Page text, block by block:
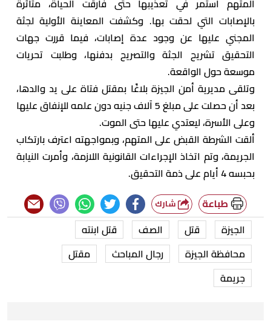
بالإصابات التي لحقت بها. وكشفت المعاينة الأولية لجثة
المجني عليها عن وجود عدة إصابات، فيما قررت جهات
التحقيق تشريح الجثة والتصريح بدفنها، وطلبت تحريات
موسعة حول الواقعة.
وتلقى مديرية أمن الجيزة بلاغًا بمقتل فتاة على يد والدها،
بعد أن حصلت على مبلغ 5 آلاف جنيه دون علمه للإنفاق عليها
وعلى الأسرة، ليعتدي عليها حتى الموت.
ألقت الشرطة القبض على المتهم، وبمواجهته اعترف بارتكاب
الجريمة، وتم اتخاذ الإجراءات القانونية اللازمة، وأمرت النيابة
بحبسه 4 أيام على ذمة التحقيق.
طباعة
الجيزة قتل الصف
قتل ابنته
محافظة الجيزة
رجال المباحث
مقتل
جريمة